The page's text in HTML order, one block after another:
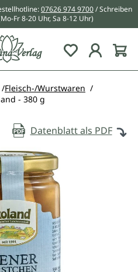
07626 974 9700/ Schreiben
Fr 8-20 Uhr, Sa 8-12 Uhr)
Du hast 0
Fleisch-/Wurstwaren
- 380 g
Datenblatt als PDF